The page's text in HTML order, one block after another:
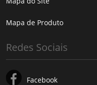
Mapa de Produto
Redes Sociais
Facebook